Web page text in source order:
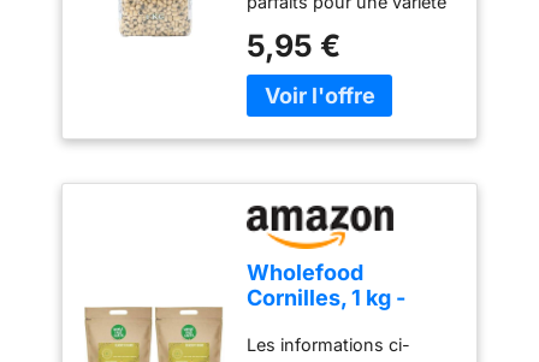
Légumineuses de qualité
supérieure pour un
usage domestique et
traditionnels
Polyvalentes et adaptées
à une grande variété de
5,95 €
Wholefood
Cornilles, 1 kg -
Naturelles - Riches
Les informations ci-